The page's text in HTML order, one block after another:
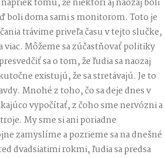
tomu, že niektorí aj naozaj boli
doma sami s monitorom. Toto je
trávime priveľa času v tejto slučke,
Môžeme sa zúčastňovať politiky
sa o tom, že ľudia sa naozaj
existujú, že sa stretávajú. Je to
Mnohé z toho, čo sa deje dnes v
vypočítať, z čoho sme nervózni a
My sme si ani poriadne
zamyslíme a pozrieme sa na dnešné
dvadsiatimi rokmi, ľudia sa predsa